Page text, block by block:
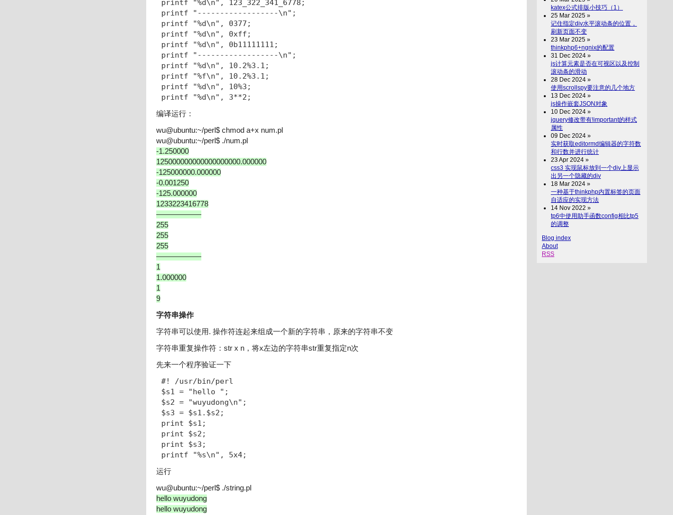
katex公式排版小技巧（1）
25 Mar 2025 »
记住指定div水平滚动条的位置，
刷新页面不变
23 Mar 2025 »
thinkphp6+ngnix的配置
31 Dec 2024 »
js计算元素是否在可视区以及控制
滚动条的滑动
28 Dec 2024 »
使用scrollspy要注意的几个地方
13 Dec 2024 »
js操作嵌套JSON对象
10 Dec 2024 »
jquery修改带有!important的样式
属性
09 Dec 2024 »
实时获取editormd编辑器的字符数
和行数并进行统计
23 Apr 2024 »
css3 实现鼠标放到一个div上显示
出另一个隐藏的div
18 Mar 2024 »
一种基于thinkphp内置标签的页面
自适应的实现方法
14 Nov 2022 »
tp6中使用助手函数config相比tp5
的调整
Blog index
About
RSS
printf "%d\n", 123_322_341_6778;
printf "------------------\n";
printf "%d\n", 0377;
printf "%d\n", 0xff;
printf "%d\n", 0b11111111;
printf "------------------\n";
printf "%d\n", 10.2%3.1;
printf "%f\n", 10.2%3.1;
printf "%d\n", 10%3;
编译运行：
wu@ubuntu:~/perl$ chmod a+x num.pl
wu@ubuntu:~/perl$ ./num.pl
-1.250000
125000000000000000000.000000
-125000000.000000
-0.001250
-125.000000
1233223416778
——————
255
255
255
——————
1
1.000000
1
9
字符串操作
字符串可以使用. 操作符连起来组成一个新的字符串，原来的字符串不变
字符串重复操作符：str x n，将x左边的字符串str重复指定n次
先来一个程序验证一下
#! /usr/bin/perl
$s1 = "hello ";
$s2 = "wuyudong\n";
$s3 = $s1.$s2;
print $s1;
print $s2;
print $s3;
printf "%s\n", 5x4;
运行
wu@ubuntu:~/perl$ ./string.pl
hello wuyudong
hello wuyudong